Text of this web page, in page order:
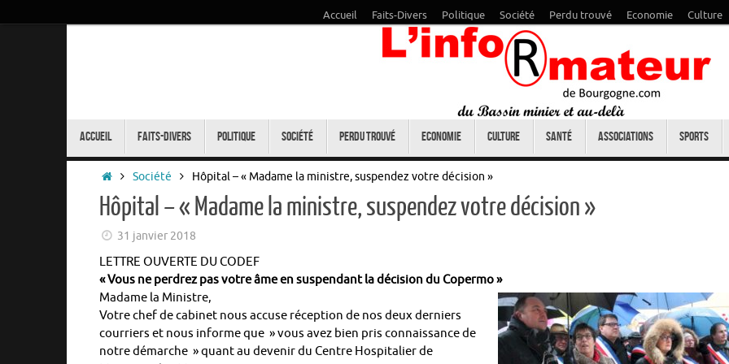
Accueil Faits-Divers Politique Société Perdu trouvé Economie Culture
Accueil Faits-Divers Politique Société Perdu trouvé Economie Culture Santé Associations Sports
Accueil
Société Hôpital – « Madame la ministre, suspendez votre décision »
Hôpital – « Madame la ministre, suspendez votre décision »
31 janvier 2018
LETTRE OUVERTE DU CODEF
« Vous ne perdrez pas votre âme en suspendant la décision du Copermo »
Madame la Ministre,
Votre chef de cabinet nous accuse réception de nos deux derniers
courriers et nous informe que » vous avez bien pris connaissance de
notre démarche » quant au devenir du Centre Hospitalier de